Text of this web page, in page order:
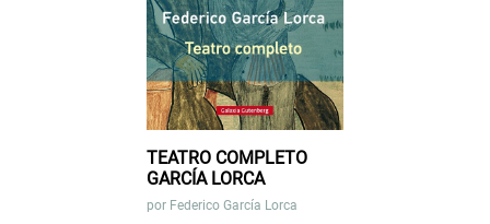
TEATRO COMPLETO
GARCÍA LORCA
por Federico García Lorca